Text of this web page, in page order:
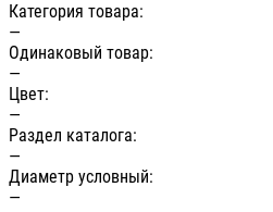
Категория товара:
—
Одинаковый товар:
—
Цвет:
—
Раздел каталога:
—
Диаметр условный:
—